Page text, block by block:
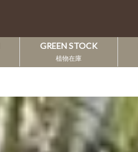
GREEN STOCK
植物在庫